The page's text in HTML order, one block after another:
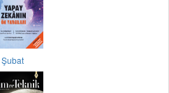
Şubat